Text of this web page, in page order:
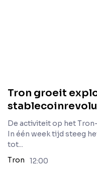
Tron groeit
De activiteit op het
In één week tijd steeg
tot...
Tron
12:00